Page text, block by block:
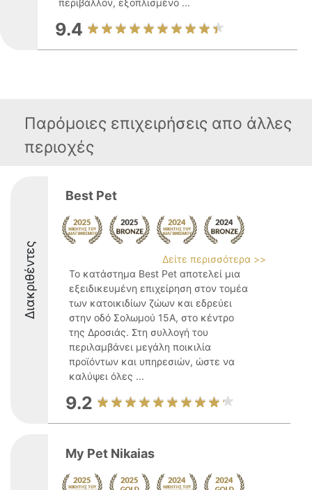
περιβάλλον, εξοπλισμένο ...
9.4
Παρόμοιες επιχειρήσεις απο άλλες
περιοχές
Διακριθέντες
Best Pet
Δείτε περισσότερα >>
Το κατάστημα Best Pet αποτελεί μια
εξειδικευμένη επιχείρηση στον τομέα
των κατοικιδίων ζώων και εδρεύει
στην οδό Σολωμού 15Α, στο κέντρο
της Δροσιάς. Στη συλλογή του
περιλαμβάνει μεγάλη ποικιλία
προϊόντων και υπηρεσιών, ώστε να
καλύψει όλες ...
9.2
My Pet Nikaias